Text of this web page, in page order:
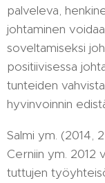
palveleva,
johtaminen
soveltamiseksi
positiivisessa
tunteiden
hyvinvoinnin
Salmi ym. (2014,
Cerniin ym. 2012
tuttujen